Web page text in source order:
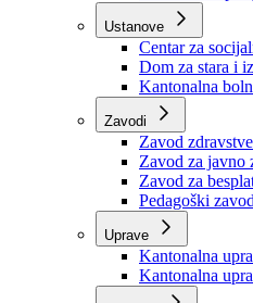
Služba za
Služba za
Služba za
Ustanove
Centar za
Dom za stara i
Kantonalna
Zavodi
Zavod
Zavod za javno
Zavod za
Pedagoški